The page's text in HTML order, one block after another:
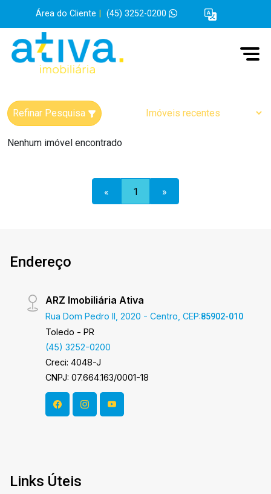
Área do Cliente (45) 3252-0200
Refinar Pesquisa
Nenhum imóvel encontrado
« 1 »
Endereço
ARZ Imobiliária Ativa
Rua Dom Pedro II, 2020 - Centro, CEP:85902-010
Toledo - PR
(45) 3252-0200
Creci: 4048-J
CNPJ: 07.664.163/0001-18
Links Úteis